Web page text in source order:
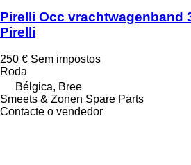
Pirelli Occ vrachtwagenband
Pirelli
250 € Sem impostos
Roda
Bélgica, Bree
Smeets & Zonen Spare Parts
Contacte o vendedor